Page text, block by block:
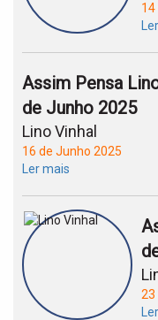
14
Assim Pensa
de Junho 2025
Lino Vinhal
16 de Junho 2025
Ler mais
23